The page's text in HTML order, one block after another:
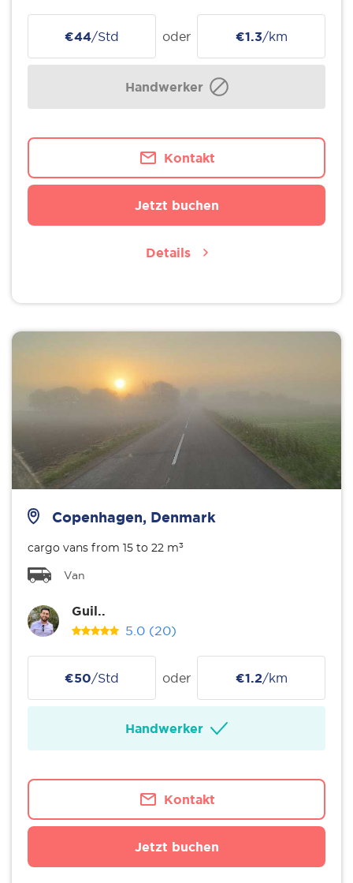
€44/Std oder €1.3/km
Handwerker
Kontakt
Jetzt buchen
Details
Copenhagen, Denmark
cargo vans from 15 to 22 m³
Van
Guil..
5.0 (20)
€50/Std oder €1.2/km
Handwerker
Kontakt
Jetzt buchen